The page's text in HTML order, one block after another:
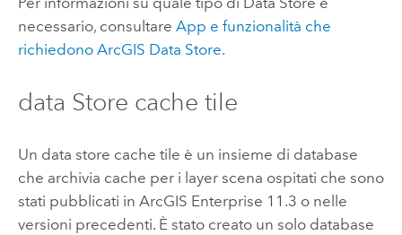
necessario, consultare App e funzionalità che
richiedono ArcGIS Data Store.
data Store cache tile
Un data store cache tile è un insieme di database
che archivia cache per i layer scena ospitati che sono
stati pubblicati in ArcGIS Enterprise 11.3 o nelle
versioni precedenti. È stato creato un solo database